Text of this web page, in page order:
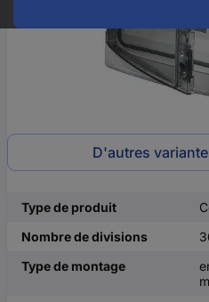
D'autres
Type de produit
Nombre de divisions
Type de montage